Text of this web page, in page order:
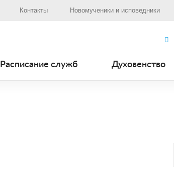
Контакты Новомученики и исповедники
Расписание служб Духовенство